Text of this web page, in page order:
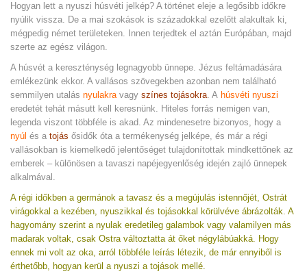
Hogyan lett a nyuszi húsvéti jelkép? A történet eleje a legősibb időkre
nyúlik vissza. De a mai szokások is századokkal ezelőtt alakultak ki,
mégpedig német területeken. Innen terjedtek el aztán Európában, majd
szerte az egész világon.
A húsvét a kereszténység legnagyobb ünnepe. Jézus feltámadására
emlékezünk ekkor. A vallásos szövegekben azonban nem található
semmilyen utalás nyulakravagy színes tojásokra. A húsvéti nyuszi
eredetét tehát másutt kell keresnünk. Hiteles forrás nemigen van,
legenda viszont többféle is akad. Az mindenesetre bizonyos, hogy a
nyúl és a tojás ősidők óta a termékenység jelképe, és már a régi
vallásokban is kiemelkedő jelentőséget tulajdonítottak mindkettőnek az
emberek – különösen a tavaszi napéjegyenlőség idején zajló ünnepek
alkalmával.
A régi időkben a germánok a tavasz és a megújulás istennőjét, Ostrát
virágokkal a kezében, nyuszikkal és tojásokkal körülvéve ábrázolták. A
hagyomány szerint a nyulak eredetileg galambok vagy valamilyen más
madarak voltak, csak Ostra változtatta át őket négylábúakká. Hogy
ennek mi volt az oka, arról többféle leírás létezik, de már ennyiből is
érthetőbb, hogyan kerül a nyuszi a tojások mellé.